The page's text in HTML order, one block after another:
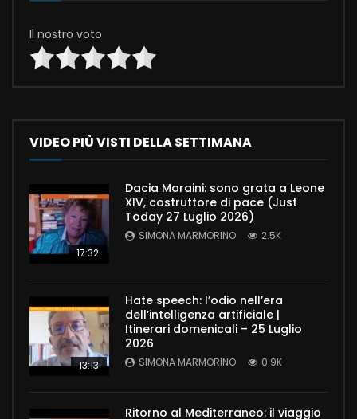
Il nostro voto
VIDEO PIÙ VISTI DELLA SETTIMANA
17:32
Dacia Maraini: sono grata a Leone
XIV, costruttore di pace (Just
Today 27 Luglio 2026)
SIMONA MARMORINO 2.5K
13:13
Hate speech: l’odio nell’era
dell’intelligenza artificiale |
Itinerari domenicali – 25 Luglio
2026
SIMONA MARMORINO 0.9K
Ritorno al Mediterraneo: il viaggio